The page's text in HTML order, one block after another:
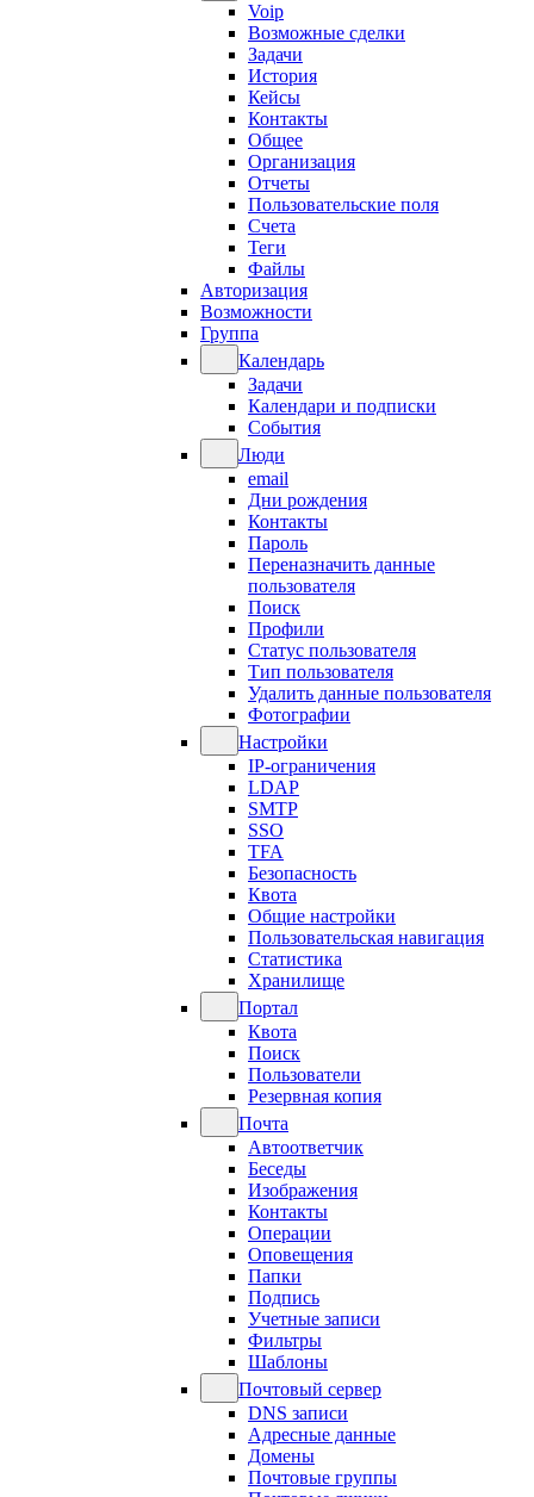
Voip
Возможные сделки
Задачи
История
Кейсы
Контакты
Общее
Организация
Отчеты
Пользовательские поля
Счета
Теги
Файлы
Авторизация
Возможности
Группа
Календарь
Задачи
Календари и подписки
События
Люди
email
Дни рождения
Контакты
Пароль
Переназначить данные
пользователя
Поиск
Профили
Статус пользователя
Тип пользователя
Удалить данные пользователя
Фотографии
Настройки
IP-ограничения
LDAP
SMTP
SSO
TFA
Безопасность
Квота
Общие настройки
Пользовательская навигация
Статистика
Хранилище
Портал
Квота
Поиск
Пользователи
Резервная копия
Почта
Автоответчик
Беседы
Изображения
Контакты
Операции
Оповещения
Папки
Подпись
Учетные записи
Фильтры
Шаблоны
Почтовый сервер
DNS записи
Адресные данные
Домены
Почтовые группы